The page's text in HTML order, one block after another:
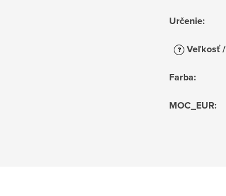
Určenie:
? Veľkosť
Farba:
MOC_EUR: